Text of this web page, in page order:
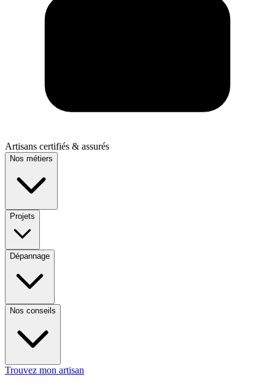
Artisans certifiés & assurés
Nos métiers
Projets
Dépannage
Nos conseils
Trouvez mon artisan